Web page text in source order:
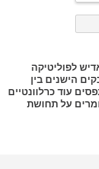
לפוליטיקה
הישנים בין
עוד כרלוונטיים
על תחושת
זו או אחרת.
מאוד
בה התמצאות רבה אף